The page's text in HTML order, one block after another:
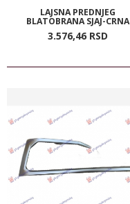
LAJSNA PREDNJEG
BLATOBRANA SJAJ-CRNA
3.576,46 RSD